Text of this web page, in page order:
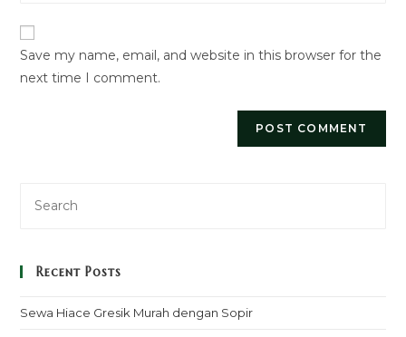
URL
(optional)
Save my name, email, and website in this browser for the
next time I comment.
Recent Posts
Sewa Hiace Gresik Murah dengan Sopir